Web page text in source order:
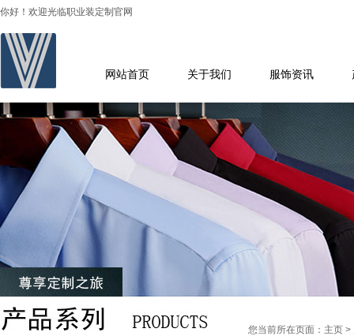
你好！欢迎光临职业装定制官网
网站首页 关于我们 服饰资讯
您当前所在页面： 主页>